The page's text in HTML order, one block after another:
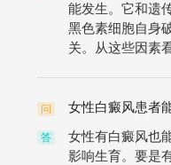
能发生。它和遗
黑色素细胞自身
关。从这些因素
问 女性白癜风患者
答
女性有白癜风也
影响生育。要是